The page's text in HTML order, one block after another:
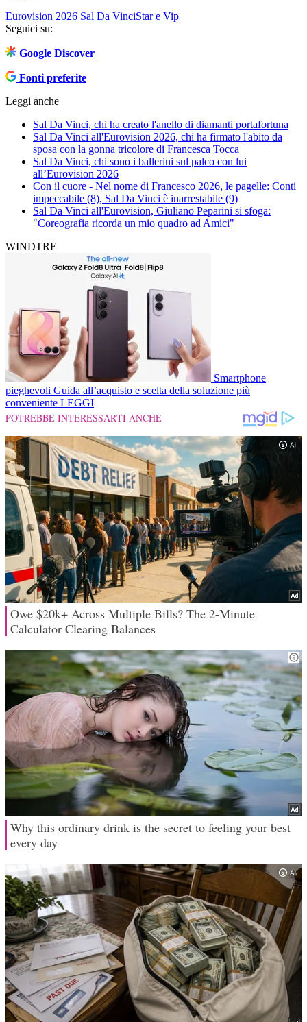
Eurovision 2026 Sal Da VinciStar e Vip
Seguici su:
Google Discover
Fonti preferite
Leggi anche
Sal Da Vinci, chi ha creato l'anello di diamanti portafortuna
Sal Da Vinci all'Eurovision 2026, chi ha firmato l'abito da
sposa con la gonna tricolore di Francesca Tocca
Sal Da Vinci, chi sono i ballerini sul palco con lui
all’Eurovision 2026
Con il cuore - Nel nome di Francesco 2026, le pagelle: Conti
impeccabile (8), Sal Da Vinci è inarrestabile (9)
Sal Da Vinci all'Eurovision, Giuliano Peparini si sfoga:
"Coreografia ricorda un mio quadro ad Amici"
WINDTRE
Smartphone
pieghevoli Guida all’acquisto e scelta della soluzione più
conveniente LEGGI